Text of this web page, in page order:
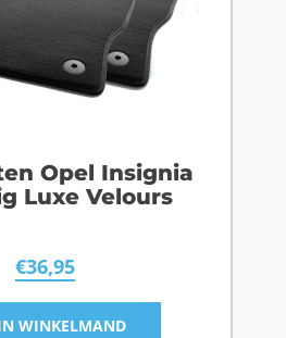
Opel Insignia
Luxe Velours
€36,95
WINKELMAND